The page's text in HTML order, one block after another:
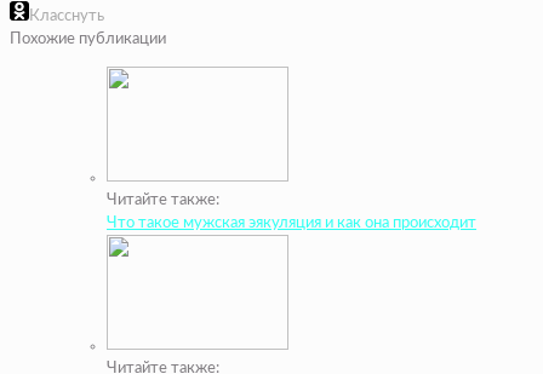
Класснуть
Похожие публикации
Читайте также:
Что такое мужская эякуляция и как она происходит
Читайте также: